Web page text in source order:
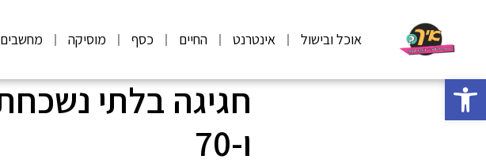
פתח סרגל נגישות
אוכל ובישול אינטרנט החיים כסף מוסיקה מחשבים
ו-70